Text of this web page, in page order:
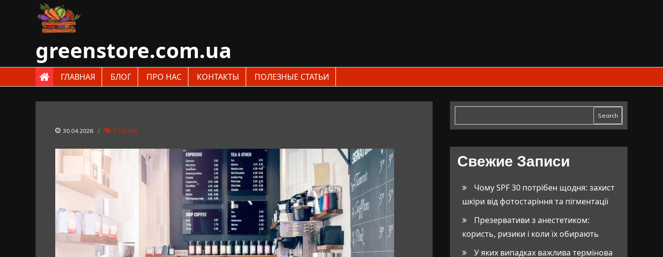
greenstore.com.ua
ГЛАВНАЯ БЛОГ ПРО НАС КОНТАКТЫ ПОЛЕЗНЫЕ СТАТЬИ
30.04.2026 Статьи
Search
Свежие Записи
Чому SPF 30 потрібен щодня: захист
шкіри від фотостаріння та пігментації
Презервативи з анестетиком:
користь, ризики і коли їх обирають
У яких випадках важлива термінова